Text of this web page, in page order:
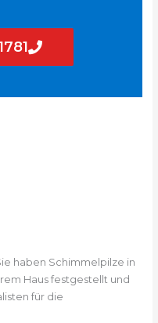
haben Schimmelpilze in
Haus festgestellt und
für die